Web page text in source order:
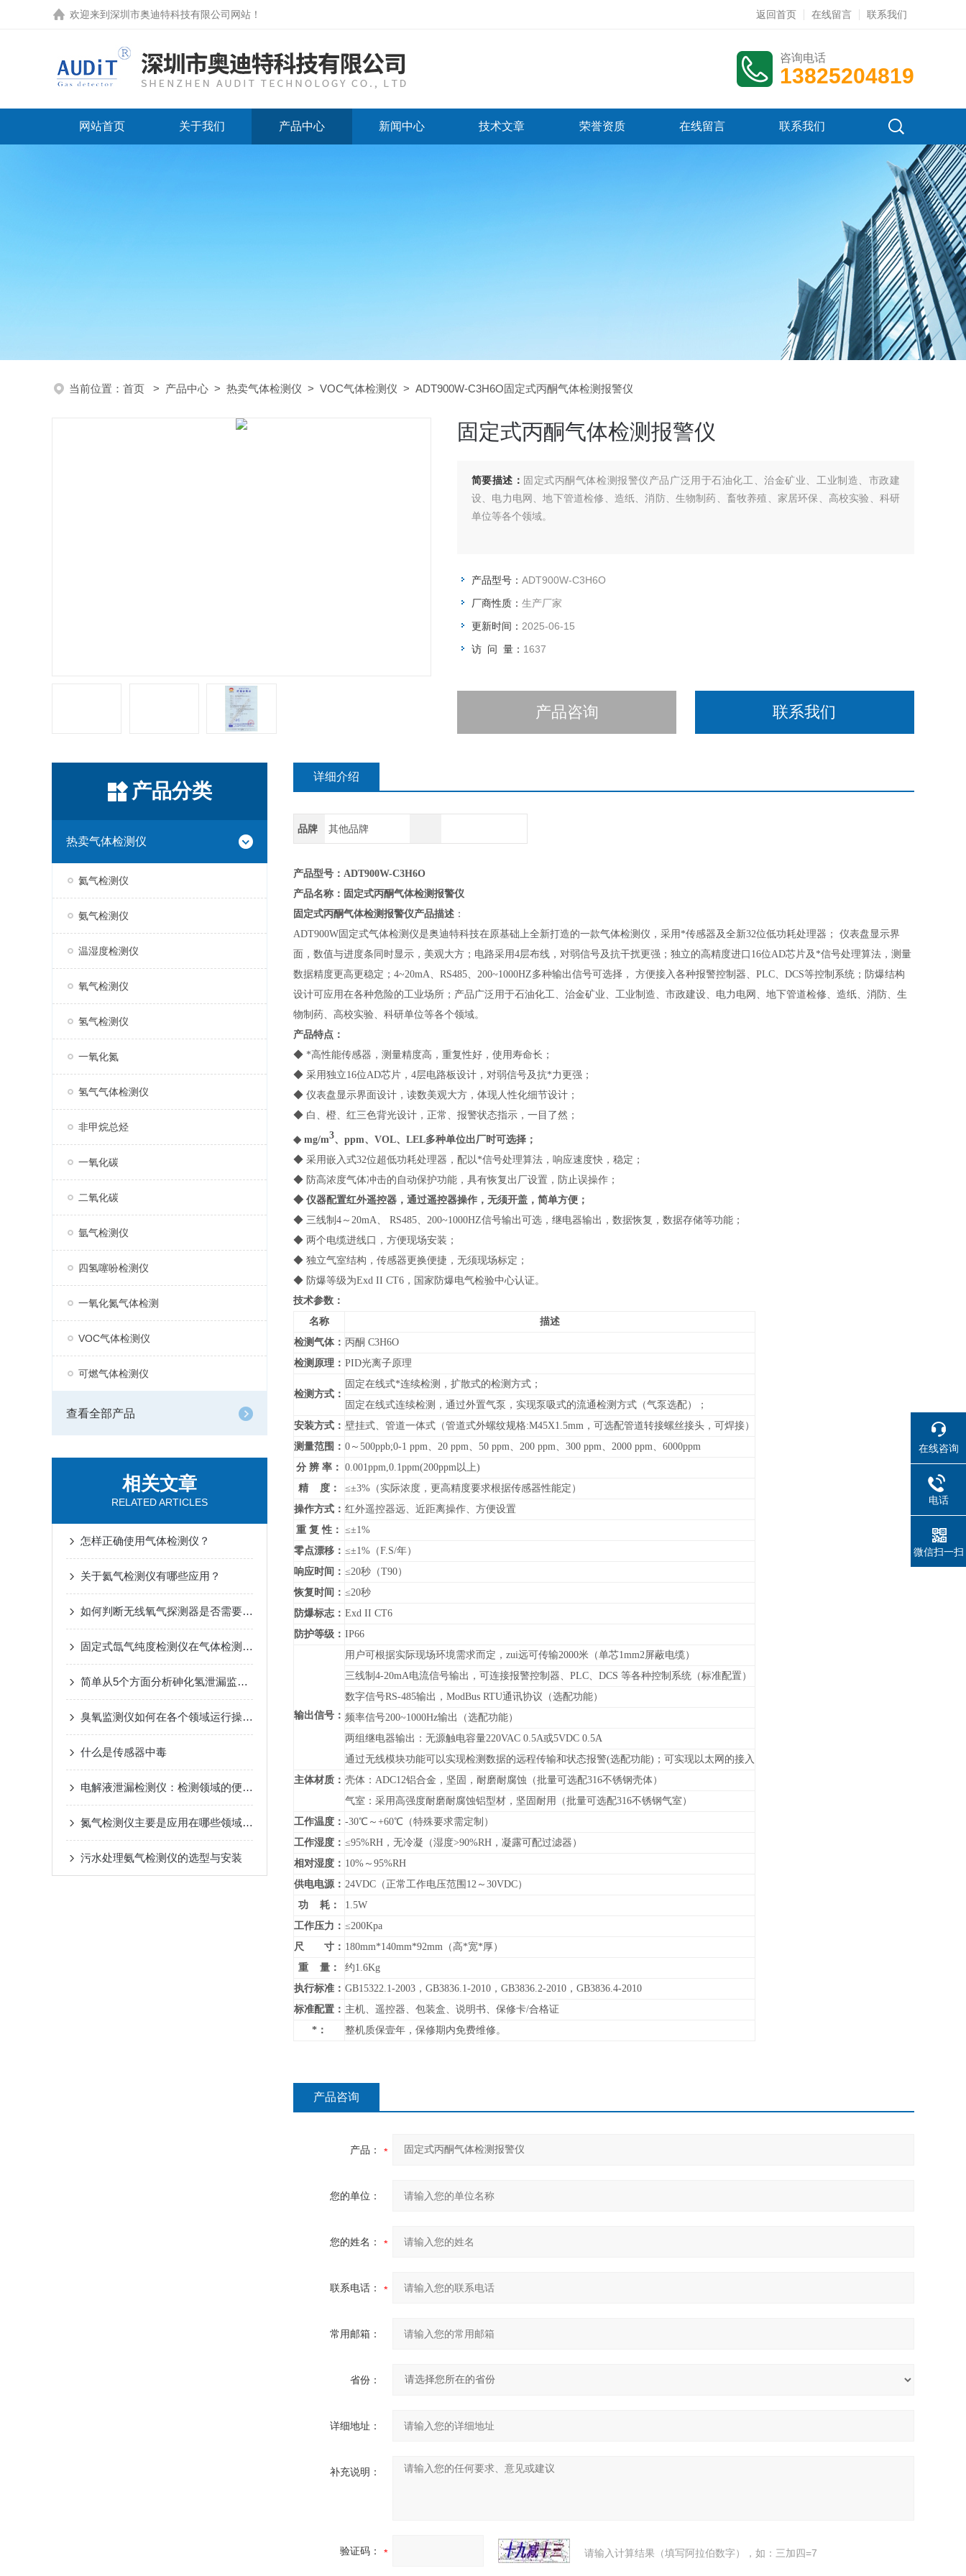
欢迎来到 深圳市奥迪特科技有限公司网站 ！ 返回首页 在线留言 联系我们
咨询电话
13825204819
网站首页 关于我们 产品中心 新闻中心 技术文章 荣誉资质 在线留言 联系我们
当前位置： 首页 > 产品中心 > 热卖气体检测仪 > VOC气体检测仪 > ADT900W-C3H6O固定式丙酮气体检测报警仪
固定式丙酮气体检测报警仪
简要描述： 固定式丙酮气体检测报警仪产品广泛用于石油化工、治金矿业、工业制造、市政建
设、电力电网、地下管道检修、造纸、消防、生物制药、畜牧养殖、家居环保、高校实验、科研
单位等各个领域。
产品型号： ADT900W-C3H6O
厂商性质： 生产厂家
更新时间： 2025-06-15
访 问 量： 1637
产品咨询 联系我们
产品分类
热卖气体检测仪
氦气检测仪
氨气检测仪
温湿度检测仪
氧气检测仪
氢气检测仪
一氧化氮
氢气气体检测仪
非甲烷总烃
一氧化碳
二氧化碳
氩气检测仪
四氢噻吩检测仪
一氧化氮气体检测
VOC气体检测仪
可燃气体检测仪
查看全部产品
相关文章
RELATED ARTICLES
怎样正确使用气体检测仪？
关于氦气检测仪有哪些应用？
如何判断无线氧气探测器是否需要更换传感器？
固定式氙气纯度检测仪在气体检测中的核心作用
简单从5个方面分析砷化氢泄漏监测仪的维保问题
臭氧监测仪如何在各个领域运行操作的？
什么是传感器中毒
电解液泄漏检测仪：检测领域的便捷利器
氮气检测仪主要是应用在哪些领域范围内？
污水处理氨气检测仪的选型与安装
详细介绍
品牌 其他品牌
产品型号：ADT900W-C3H6O
产品名称： 固定式丙酮气体检测报警仪
固定式丙酮气体检测报警仪产品描述 ：
ADT900W固定式气体检测仪是奥迪特科技在原基础上全新打造的一款气体检测仪，采用*传感器及全新32位低功耗处理器； 仪表盘显示界
面，数值与进度条同时显示，美观大方；电路采用4层布线，对弱信号及抗干扰更强；独立的高精度进口16位AD芯片及*信号处理算法，测量
数据精度更高更稳定；4~20mA、RS485、200~1000HZ多种输出信号可选择， 方便接入各种报警控制器、PLC、DCS等控制系统；防爆结构
设计可应用在各种危险的工业场所；产品广泛用于石油化工、治金矿业、工业制造、市政建设、电力电网、地下管道检修、造纸、消防、生
物制药、高校实验、科研单位等各个领域。
产品特点：
◆ *高性能传感器，测量精度高，重复性好，使用寿命长；
◆ 采用独立16位AD芯片，4层电路板设计，对弱信号及抗*力更强；
◆ 仪表盘显示界面设计，读数美观大方，体现人性化细节设计；
◆ 白、橙、红三色背光设计，正常、报警状态指示，一目了然；
◆ mg/m3、ppm、VOL、LEL多种单位出厂时可选择；
◆ 采用嵌入式32位超低功耗处理器，配以*信号处理算法，响应速度快，稳定；
◆ 防高浓度气体冲击的自动保护功能，具有恢复出厂设置，防止误操作；
◆ 仪器配置红外遥控器，通过遥控器操作，无须开盖，简单方便；
◆ 三线制4～20mA、 RS485、200~1000HZ信号输出可选，继电器输出，数据恢复，数据存储等功能；
◆ 两个电缆进线口，方便现场安装；
◆ 独立气室结构，传感器更换便捷，无须现场标定；
◆ 防爆等级为Exd II CT6，国家防爆电气检验中心认证。
技术参数：
名称
描述
检测气体： 丙酮 C3H6O
检测原理： PID光离子原理
检测方式：
固定在线式*连续检测，扩散式的检测方式；
固定在线式连续检测，通过外置气泵，实现泵吸式的流通检测方式（气泵选配）；
安装方式： 壁挂式、管道一体式（管道式外螺纹规格:M45X1.5mm，可选配管道转接螺丝接头，可焊接）
测量范围： 0～500ppb;0-1 ppm、20 ppm、50 ppm、200 ppm、300 ppm、2000 ppm、6000ppm
分 辨 率： 0.001ppm,0.1ppm(200ppm以上)
精 度：
≤±3%（实际浓度，更高精度要求根据传感器性能定）
操作方式： 红外遥控器远、近距离操作、方便设置
重 复 性： ≤±1%
零点漂移： ≤±1%（F.S/年）
响应时间： ≤20秒（T90）
恢复时间： ≤20秒
防爆标志： Exd II CT6
防护等级： IP66
输出信号：
用户可根据实际现场环境需求而定，zui远可传输2000米（单芯1mm2屏蔽电缆）
三线制4-20mA电流信号输出，可连接报警控制器、PLC、DCS 等各种控制系统（标准配置）
数字信号RS-485输出， ModBus RTU通讯协议 （选配功能）
频率信号200~1000Hz输出（选配功能）
两组继电器输出：无源触电容量220VAC 0.5A或5VDC 0.5A
通过无线模块功能可以实现检测数据的远程传输和状态报警(选配功能)；可实现以太网的接入
主体材质： 壳体：ADC12铝合金，坚固，耐磨耐腐蚀（批量可选配316不锈钢壳体）
气室：采用高强度耐磨耐腐蚀铝型材，坚固耐用（批量可选配316不锈钢气室）
工作温度： -30℃～+60℃（特殊要求需定制）
工作湿度： ≤95%RH，无冷凝（湿度>90%RH，凝露可配过滤器）
相对湿度： 10%～95%RH
供电电源： 24VDC（正常工作电压范围12～30VDC）
功 耗：
1.5W
工作压力： ≤200Kpa
尺 寸： 180mm*140mm*92mm（高*宽*厚）
重 量：
约1.6Kg
执行标准： GB15322.1-2003，GB3836.1-2010，GB3836.2-2010，GB3836.4-2010
标准配置： 主机、遥控器、包装盒、说明书、保修卡/合格证
*：
整机质保壹年，保修期内免费维修。
产品咨询
产品：
您的单位：
您的姓名：
联系电话：
常用邮箱：
省份：
详细地址：
补充说明：
验证码： 请输入计算结果（填写阿拉伯数字），如：三加四=7
在线咨询
电话
微信扫一扫